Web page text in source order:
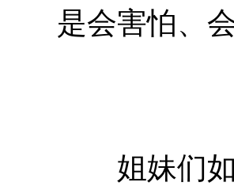
是会害怕、
姐妹们如